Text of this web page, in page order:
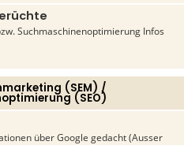
Suchmaschinenoptimierung Infos
(SEM) /
(SEO)
über Google gedacht (Ausser